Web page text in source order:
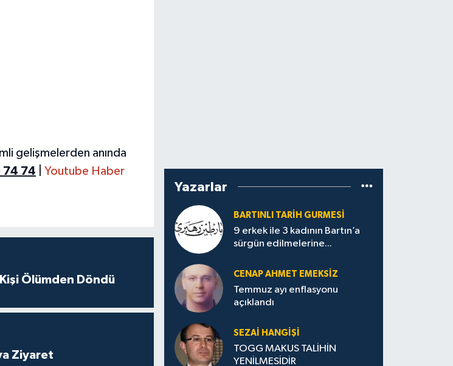
gelişmelerden anında
74 74
Youtube Haber
Ölümden Döndü
Ziyaret
Yazarlar
BARTINLI TARIH GURMESI
9 erkek ile 3 kadının Bartın’a
sürgün edilmelerine...
CENAP AHMET EMEKSİZ
Temmuz ayı enflasyonu
açıklandı
SEZAI HANGİŞİ
TOGG MAKUS TALİHİN
YENİLMESİDİR